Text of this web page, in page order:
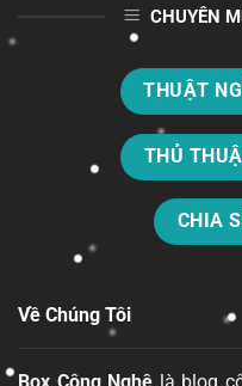
CHUYÊN
THUẬT
THỦ
CHIA
Về Chúng Tôi